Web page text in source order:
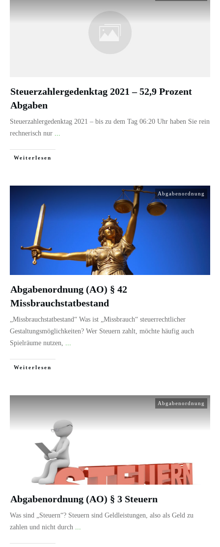
Steuerzahlergedenktag 2021 – 52,9 Prozent
Abgaben
Steuerzahlergedenktag 2021 – bis zu dem Tag 06:20 Uhr haben Sie rein
rechnerisch nur
Weiterlesen
Abgabenordnung
Abgabenordnung (AO) § 42
Missbrauchstatbestand
„Missbrauchstatbestand“ Was ist „Missbrauch“ steuerrechtlicher
Gestaltungsmöglichkeiten? Wer Steuern zahlt, möchte häufig auch
Spielräume nutzen,
Weiterlesen
Abgabenordnung
Abgabenordnung (AO) § 3 Steuern
Was sind „Steuern“? Steuern sind Geldleistungen, also als Geld zu
zahlen und nicht durch